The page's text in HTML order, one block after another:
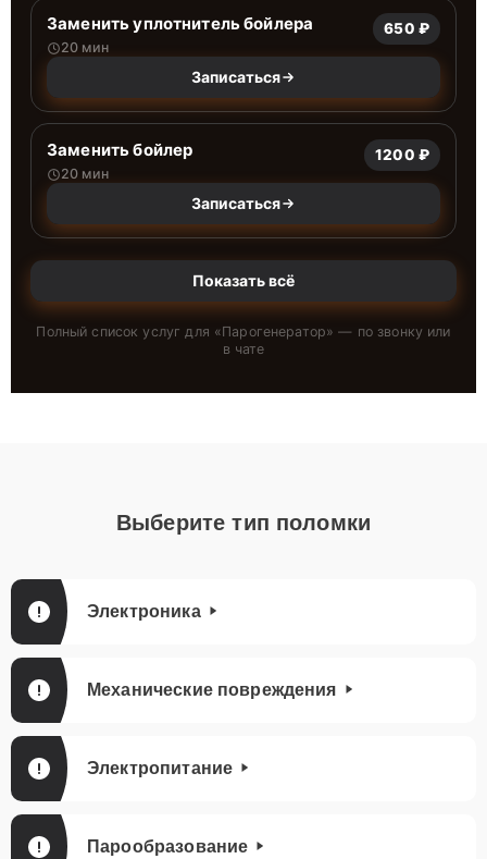
Заменить уплотнитель бойлера
20 мин
650 ₽
Записаться
Заменить бойлер
20 мин
1200 ₽
Записаться
Показать всё
Полный список услуг для «Парогенератор» — по звонку или
в чате
Выберите тип поломки
Электроника
Механические повреждения
Электропитание
Парообразование